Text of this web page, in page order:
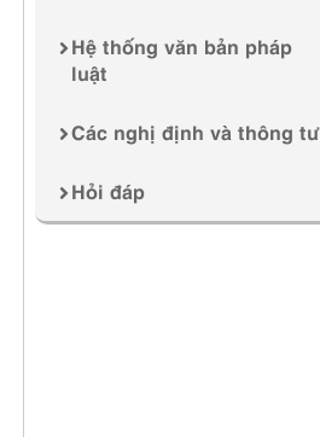
Hệ thống văn bản pháp
luật
Các nghị định và thông tư
Hỏi đáp